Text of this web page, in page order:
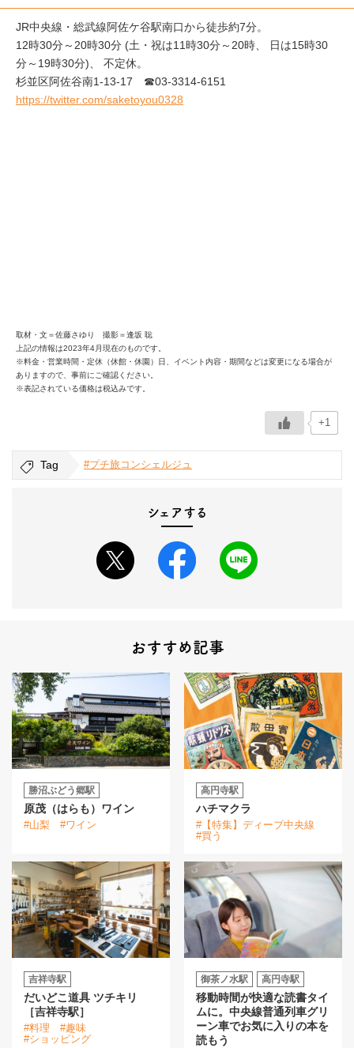
JR中央線・総武線阿佐ケ谷駅南口から徒歩約7分。
12時30分～20時30分 (土・祝は11時30分～20時、 日は15時30
分～19時30分)、 不定休。
杉並区阿佐谷南1-13-17 ☎03-3314-6151
https://twitter.com/saketoyou0328
取材・文＝佐藤さゆり 撮影＝逢坂 聡
上記の情報は2023年4月現在のものです。
※料金・営業時間・定休（休館・休園）日、イベント内容・期間などは変更になる場合が
ありますので、事前にご確認ください。
※表記されている価格は税込みです。
+1
Tag #プチ旅コンシェルジュ
シェアする
おすすめ記事
勝沼ぶどう郷駅
原茂（はらも）ワイン
#山梨 #ワイン
高円寺駅
ハチマクラ
#【特集】ディープ中央線
#買う
吉祥寺駅
だいどこ道具 ツチキリ
［吉祥寺駅］
#料理
#趣味
#ショッピング
御茶ノ水駅 高円寺駅
移動時間が快適な読書タイ
ムに。中央線普通列車グリ
ーン車でお気に入りの本を
読もう